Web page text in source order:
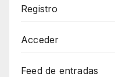
Registro
Acceder
Feed de entradas